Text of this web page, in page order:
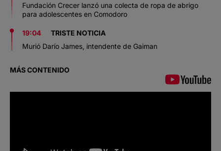
Fundación Crecer lanzó una colecta de ropa de abrigo
para adolescentes en Comodoro
19:04
TRISTE NOTICIA
Murió Darío James, intendente de Gaiman
MÁS CONTENIDO